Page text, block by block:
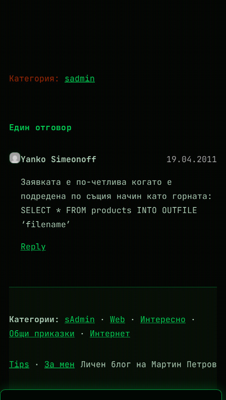
Категория: sadmin
Един отговор
Yanko Simeonoff 19.04.2011
Заявката е по-четлива когато е
подредена по същия начин като горната:
SELECT * FROM products INTO OUTFILE
‘filename’
Reply
Категории: sAdmin · Web · Интересно ·
Общи приказки · Интернет
Tips · За мен Личен блог на Мартин Петров